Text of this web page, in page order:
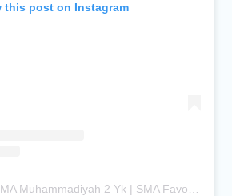
this post on Instagram